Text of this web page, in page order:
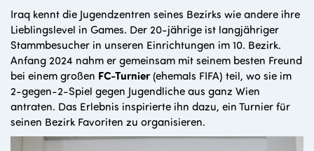
Iraq kennt die Jugendzentren seines Bezirks wie andere ihre
Lieblingslevel in Games. Der 20-jährige ist langjähriger
Stammbesucher in unseren Einrichtungen im 10. Bezirk.
Anfang 2024 nahm er gemeinsam mit seinem besten Freund
bei einem großen FC-Turnier(ehemals FIFA) teil, wo sie im
2-gegen-2-Spiel gegen Jugendliche aus ganz Wien
antraten. Das Erlebnis inspirierte ihn dazu, ein Turnier für
seinen Bezirk Favoriten zu organisieren.